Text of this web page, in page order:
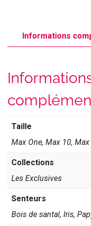
Informations
Taille
Max One, Max 10,
Collections
Les Exclusives
Senteurs
Bois de santal, Iris,